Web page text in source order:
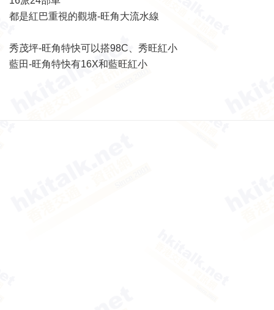
都是紅巴重視的觀塘-旺角大流水線
秀茂坪-旺角特快可以搭98C、秀旺紅小
藍田-旺角特快有16X和藍旺紅小